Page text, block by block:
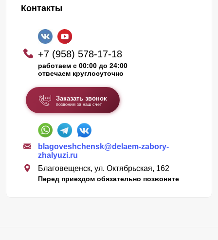
Контакты
+7 (958) 578-17-18
работаем с 00:00 до 24:00
отвечаем круглосуточно
Заказать звонок
позвоним за наш счет
blagoveshchensk@delaem-zabory-
zhalyuzi.ru
Благовещенск, ул. Октябрьская, 162
Перед приездом обязательно позвоните